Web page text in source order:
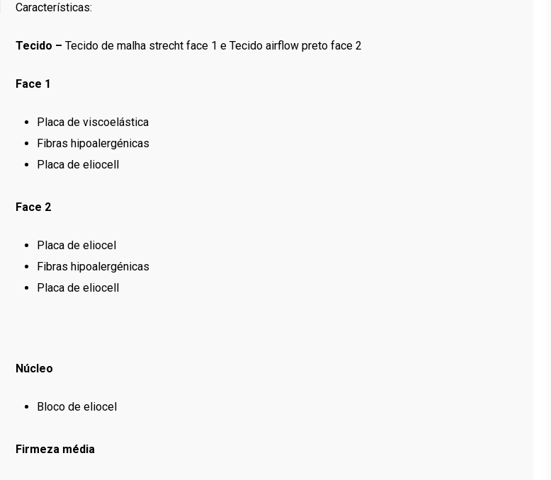
Características:
Tecido – Tecido de malha strecht face 1 e Tecido airflow preto face 2
Face 1
Placa de viscoelástica
Fibras hipoalergénicas
Placa de eliocell
Face 2
Placa de eliocel
Fibras hipoalergénicas
Placa de eliocell
Núcleo
Bloco de eliocel
Firmeza média